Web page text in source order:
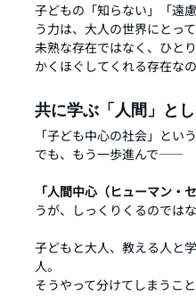
子どもの「知らない」「遠
う力は、大人の世界にとっ
未熟な存在ではなく、ひと
かくほぐしてくれる存在な
共に学ぶ「人間」と
「子ども中心の社会」とい
でも、もう一歩進んで——
「人間中心（ヒューマン・
うが、しっくりくるのでは
子どもと大人、教える人と
人。
そうやって分けてしまうこ